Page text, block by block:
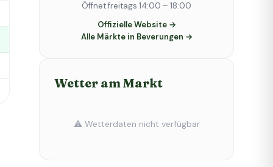
Öffnet freitags 14:00 – 18:00
Offizielle Website →
Alle Märkte in Beverungen →
Wetter am Markt
⚠️ Wetterdaten nicht verfügbar